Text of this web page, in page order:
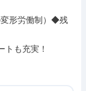
トも充実！